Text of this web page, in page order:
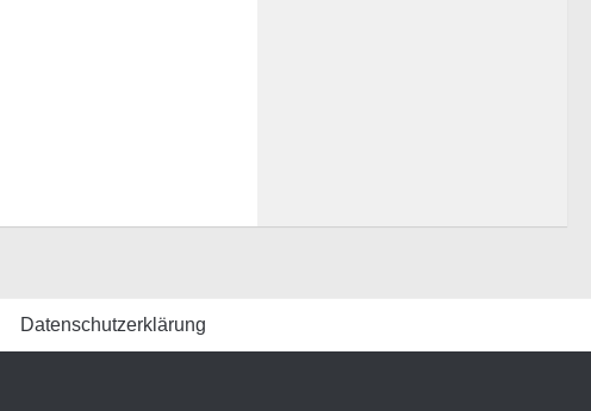
Datenschutzerklärung